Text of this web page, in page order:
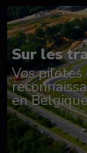
Sur les
Vos
en